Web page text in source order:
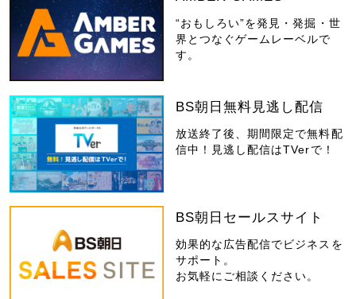
“おもしろい”を発見・発掘・世
界とつなぐゲームレーベルで
す。
BS朝日無料見逃し配信
放送終了後、期間限定で無料配
信中！見逃し配信はTVerで！
BS朝日セールスサイト
効果的な広告配信でビジネスを
サポート。
お気軽にご相談ください。